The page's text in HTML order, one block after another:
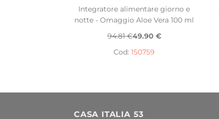
Integratore alimentare giorno e
notte - Omaggio Aloe Vera 100 ml
94.81 €49.90 €
Cod: 150759
CASA ITALIA 53